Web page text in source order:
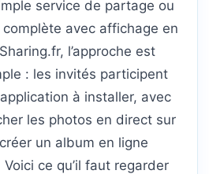
service de partage ou
complète avec affichage en
l’approche est
: les invités participent
à installer, avec
les photos en direct sur
un album en ligne
Voici ce qu’il faut regarder